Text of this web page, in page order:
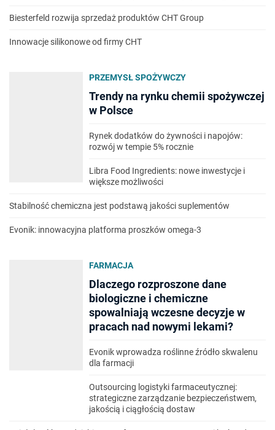
Biesterfeld rozwija sprzedaż produktów CHT Group
Innowacje silikonowe od firmy CHT
PRZEMYSŁ SPOŻYWCZY
Trendy na rynku chemii spożywczej
w Polsce
Rynek dodatków do żywności i napojów:
rozwój w tempie 5% rocznie
Libra Food Ingredients: nowe inwestycje i
większe możliwości
Stabilność chemiczna jest podstawą jakości suplementów
Evonik: innowacyjna platforma proszków omega-3
FARMACJA
Dlaczego rozproszone dane
biologiczne i chemiczne
spowalniają wczesne decyzje w
pracach nad nowymi lekami?
Evonik wprowadza roślinne źródło skwalenu
dla farmacji
Outsourcing logistyki farmaceutycznej:
strategiczne zarządzanie bezpieczeństwem,
jakością i ciągłością dostaw